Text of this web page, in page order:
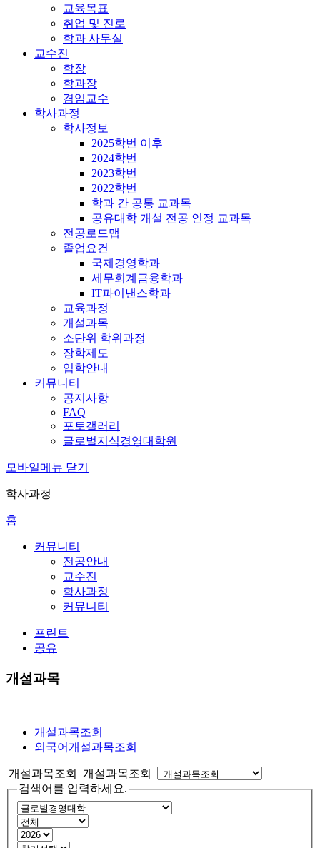
교육목표
취업 및 진로
학과 사무실
교수진
학장
학과장
겸임교수
학사과정
학사정보
2025학번 이후
2024학번
2023학번
2022학번
학과 간 공통 교과목
공유대학 개설 전공 인정 교과목
전공로드맵
졸업요건
국제경영학과
세무회계금융학과
IT파이낸스학과
교육과정
개설과목
소단위 학위과정
장학제도
입학안내
커뮤니티
공지사항
FAQ
포토갤러리
글로벌지식경영대학원
모바일메뉴 닫기
학사과정
홈
커뮤니티
전공안내
교수진
학사과정
커뮤니티
프린트
공유
개설과목
개설과목조회
외국어개설과목조회
개설과목조회 개설과목조회
검색어를 입력하세요.